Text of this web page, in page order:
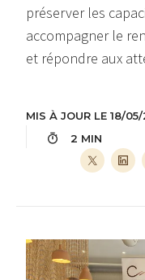
préserver les
accompagner le
et répondre aux
MIS À JOUR LE 18/
2 MIN